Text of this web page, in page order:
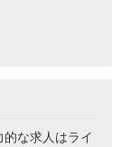
な求人はライ